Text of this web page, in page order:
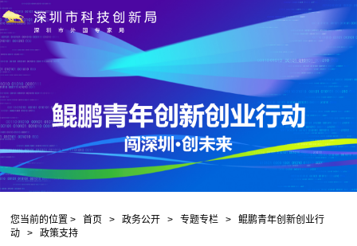
您当前的位置 > 首页 > 政务公开 > 专题专栏 >
鲲鹏青年创新创业行
动
> 政策支持